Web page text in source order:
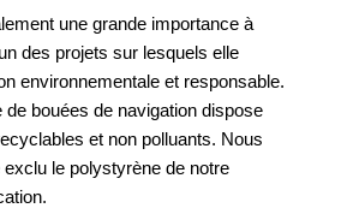
une grande importance à
des projets sur lesquels elle
environnementale et responsable.
bouées de navigation dispose
et non polluants. Nous
le polystyrène de notre